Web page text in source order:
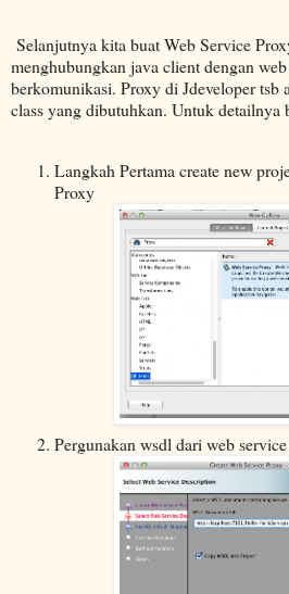
Selanjutnya kita buat Web Service
menghubungkan java client dengan
berkomunikasi. Proxy di Jdeveloper tsb
class yang dibutuhkan. Untuk detailnya
Langkah Pertama create new
Proxy
Pergunakan wsdl dari web